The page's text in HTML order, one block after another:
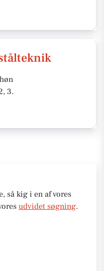
3.
så kig i en af vores
udvidet søgning.